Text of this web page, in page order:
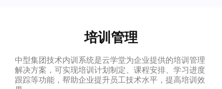
培训管理
中型集团技术内训系统是云学堂为企业提供的培训管理
解决方案，可实现培训计划制定、课程安排、学习进度
跟踪等功能，帮助企业提升员工技术水平，提高培训效